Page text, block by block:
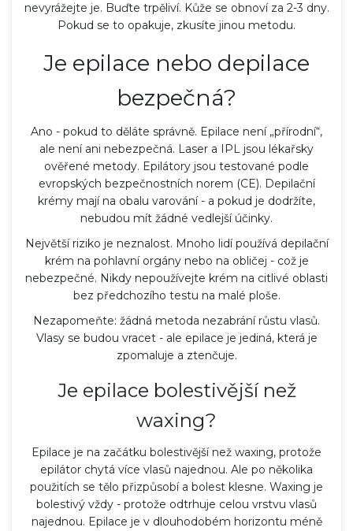
nevyrážejte je. Buďte trpěliví. Kůže se obnoví za 2-3 dny.
Pokud se to opakuje, zkusíte jinou metodu.
Je epilace nebo depilace
bezpečná?
Ano - pokud to děláte správně. Epilace není „přírodní“,
ale není ani nebezpečná. Laser a IPL jsou lékařsky
ověřené metody. Epilátory jsou testované podle
evropských bezpečnostních norem (CE). Depilační
krémy mají na obalu varování - a pokud je dodržíte,
nebudou mít žádné vedlejší účinky.
Největší riziko je neznalost. Mnoho lidí používá depilační
krém na pohlavní orgány nebo na obličej - což je
nebezpečné. Nikdy nepoužívejte krém na citlivé oblasti
bez předchozího testu na malé ploše.
Nezapomeňte: žádná metoda nezabrání růstu vlasů.
Vlasy se budou vracet - ale epilace je jediná, která je
zpomaluje a ztenčuje.
Je epilace bolestivější než
waxing?
Epilace je na začátku bolestivější než waxing, protože
epilátor chytá více vlasů najednou. Ale po několika
použitích se tělo přizpůsobí a bolest klesne. Waxing je
bolestivý vždy - protože odtrhuje celou vrstvu vlasů
najednou. Epilace je v dlouhodobém horizontu méně